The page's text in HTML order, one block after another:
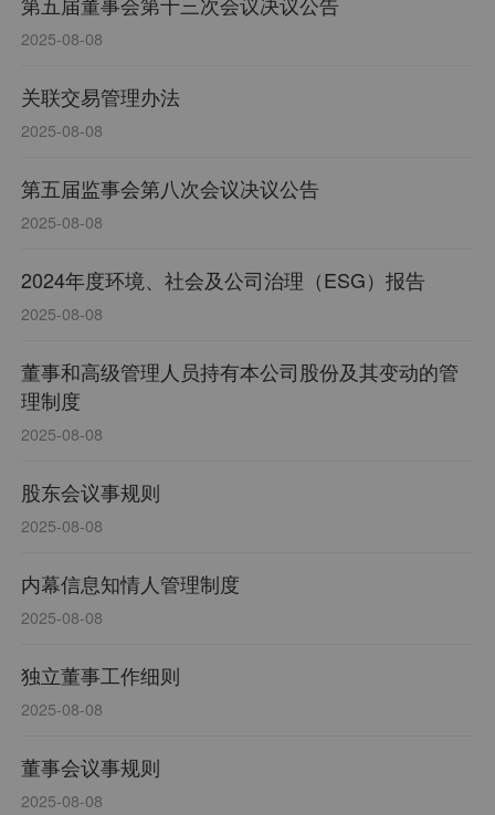
2025-08-08
关联交易管理办法
2025-08-08
第五届监事会第八次会议决议公告
2025-08-08
2024年度环境、社会及公司治理（ESG）报告
2025-08-08
董事和高级管理人员持有本公司股份及其变动的管
理制度
2025-08-08
股东会议事规则
2025-08-08
内幕信息知情人管理制度
2025-08-08
独立董事工作细则
2025-08-08
董事会议事规则
2025-08-08